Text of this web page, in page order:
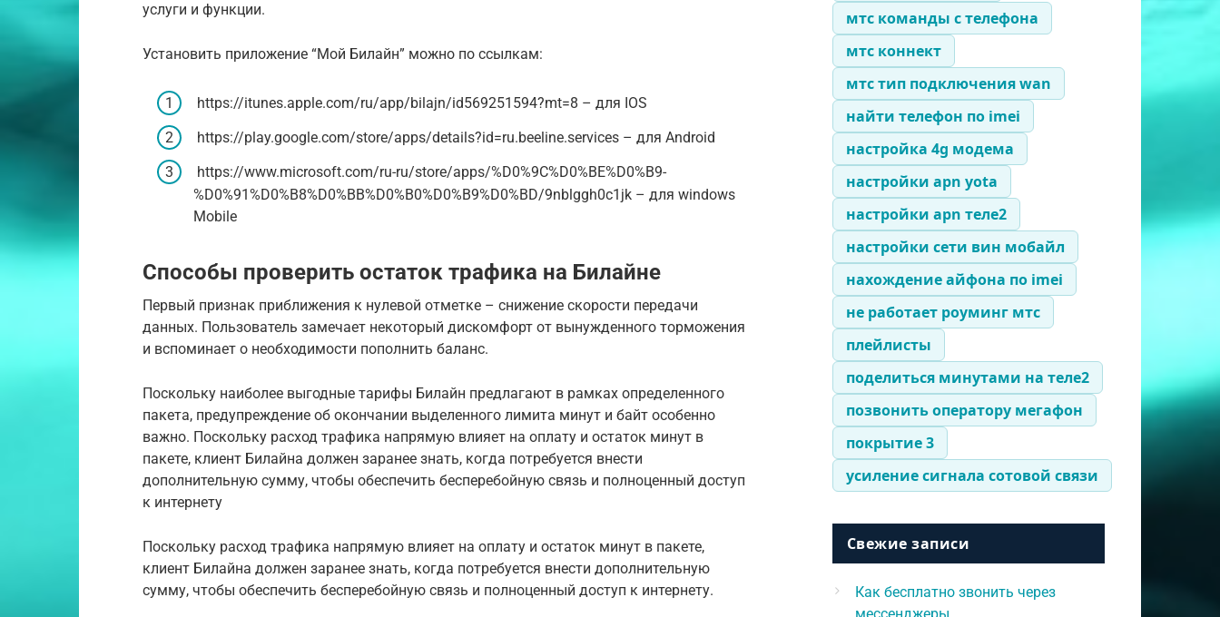
услуги и функции.
Установить приложение “Мой Билайн” можно по ссылкам:
https://itunes.apple.com/ru/app/bilajn/id569251594?mt=8 – для IOS
https://play.google.com/store/apps/details?id=ru.beeline.services – для Android
https://www.microsoft.com/ru-ru/store/apps/%D0%9C%D0%BE%D0%B9-
%D0%91%D0%B8%D0%BB%D0%B0%D0%B9%D0%BD/9nblggh0c1jk – для windows
Mobile
Способы проверить остаток трафика на Билайне
Первый признак приближения к нулевой отметке – снижение скорости передачи
данных. Пользователь замечает некоторый дискомфорт от вынужденного торможения
и вспоминает о необходимости пополнить баланс.
Поскольку наиболее выгодные тарифы Билайн предлагают в рамках определенного
пакета, предупреждение об окончании выделенного лимита минут и байт особенно
важно. Поскольку расход трафика напрямую влияет на оплату и остаток минут в
пакете, клиент Билайна должен заранее знать, когда потребуется внести
дополнительную сумму, чтобы обеспечить бесперебойную связь и полноценный доступ
к интернету
Поскольку расход трафика напрямую влияет на оплату и остаток минут в пакете,
клиент Билайна должен заранее знать, когда потребуется внести дополнительную
сумму, чтобы обеспечить бесперебойную связь и полноценный доступ к интернету.
мтс команды с телефона
мтс коннект
мтс тип подключения wan
найти телефон по imei
настройка 4g модема
настройки apn yota
настройки apn теле2
настройки сети вин мобайл
нахождение айфона по imei
не работает роуминг мтс
плейлисты
поделиться минутами на теле2
позвонить оператору мегафон
покрытие 3
усиление сигнала сотовой связи
Свежие записи
Как бесплатно звонить через